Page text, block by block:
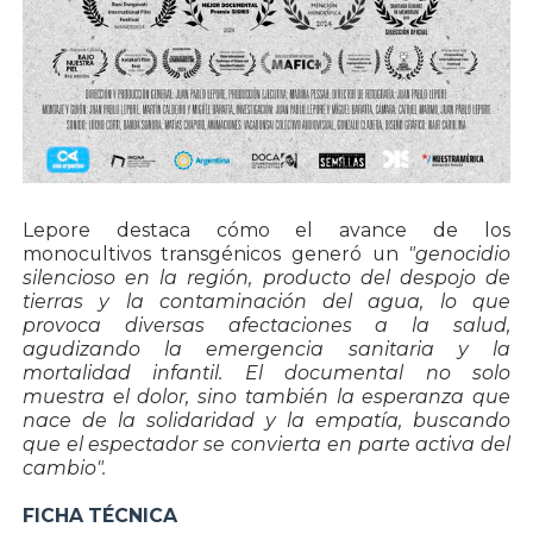
Lepore destaca cómo el avance de los
monocultivos transgénicos generó un "genocidio
silencioso en la región, producto del despojo de
tierras y la contaminación del agua, lo que
provoca diversas afectaciones a la salud,
agudizando la emergencia sanitaria y la
mortalidad infantil. El documental no solo
muestra el dolor, sino también la esperanza que
nace de la solidaridad y la empatía, buscando
que el espectador se convierta en parte activa del
cambio".
FICHA TÉCNICA